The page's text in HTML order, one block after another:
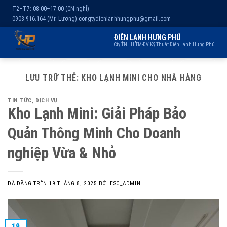
T2–T7: 08:00–17:00 (CN nghỉ)
0903.916.164 (Mr. Lương) congtydienlanhhungphu@gmail.com
ĐIỆN LẠNH HƯNG PHÚ
Cty TNHH TM-DV Kỹ Thuật Điện Lạnh Hưng Phú
dung
LƯU TRỮ THẺ: KHO LẠNH MINI CHO NHÀ HÀNG
TIN TỨC, DỊCH VỤ
Kho Lạnh Mini: Giải Pháp Bảo
Quản Thông Minh Cho Doanh
nghiệp Vừa & Nhỏ
ĐÃ ĐĂNG TRÊN 19 THÁNG 8, 2025 BỞI ESC_ADMIN